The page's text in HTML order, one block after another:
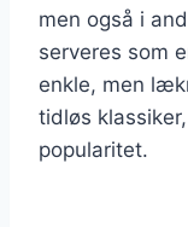
men også i
serveres som
enkle, men
tidløs
popularitet.